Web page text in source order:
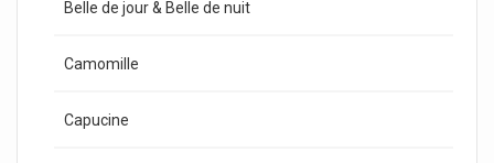
Belle de jour & Belle de nuit
Camomille
Capucine